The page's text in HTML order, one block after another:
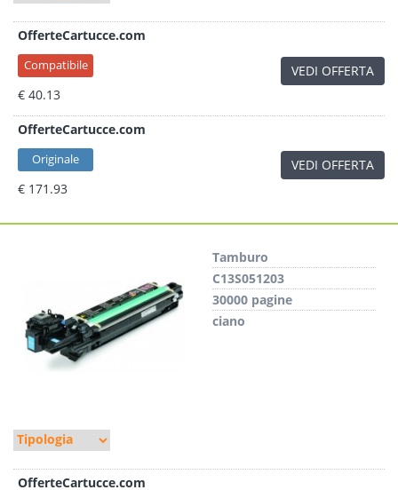
OfferteCartucce.com
Compatibile
€ 40.13
VEDI OFFERTA
OfferteCartucce.com
Originale
€ 171.93
VEDI OFFERTA
Tamburo
C13S051203
30000 pagine
ciano
OfferteCartucce.com